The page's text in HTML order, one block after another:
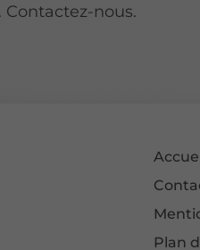
nous.
Plan